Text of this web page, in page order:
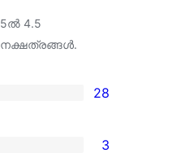
5ൽ 4.5
നക്ഷത്രങ്ങൾ.
28
3